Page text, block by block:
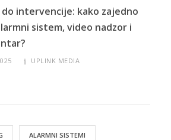
intervencije: kako zajedno
sistem, video nadzor i
UPLINK MEDIA
ALARMNI SISTEMI